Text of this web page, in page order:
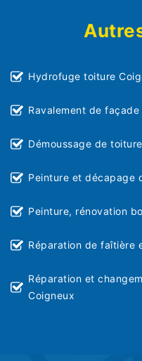
Hydrofuge toiture
Ravalement de façade
Démoussage de
Peinture et décapage
Peinture, rénovation
Réparation de faîtière
Réparation et
Coigneux